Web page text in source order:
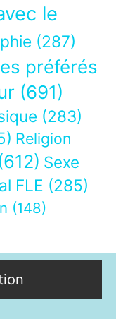
le
(287)
préférés
(691)
(283)
Religion
Sexe
FLE (285)
(148)